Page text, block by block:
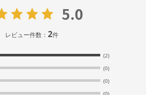
5.0
レビュー件数：2件
(2)
(0)
(0)
(0)